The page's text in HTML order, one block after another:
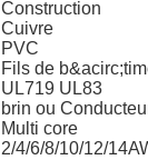
Construction
Cuivre
PVC
Fils de
UL719 UL83
brin ou
Multi core
2/4/6/8/10/12/